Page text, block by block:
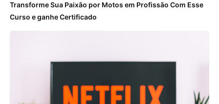
Transforme Sua Paixão por Motos em Profissão Com Esse
Curso e ganhe Certificado